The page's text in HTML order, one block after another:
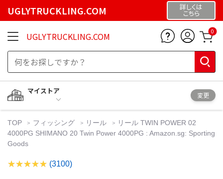
UGLYTRUCKLING.COM 詳しくは
こちら
UGLYTRUCKLING.COM 0
マイストア
変更
TOP フィッシング リール
リール TWIN POWER 02
4000PG SHIMANO 20 Twin Power 4000PG : Amazon.sg: Sporting
Goods
(3100)